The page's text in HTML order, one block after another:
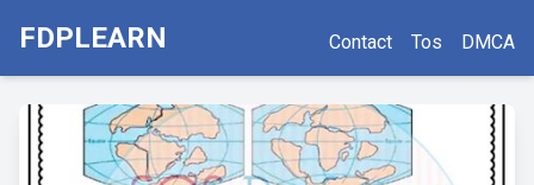
FDPLEARN Contact Tos DMCA